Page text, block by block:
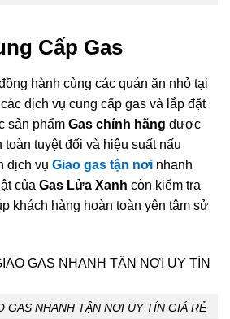
Cấp Gas
hành cùng các quán ăn nhỏ tại
dịch vụ cung cấp gas và lắp đặt
sản phẩm Gas chính hãng được
toàn tuyệt đối và hiệu suất nấu
dịch vụ Giao gas tận nơi nhanh
của Gas Lửa Xanh còn kiểm tra
khách hàng hoàn toàn yên tâm sử
GAS NHANH TẬN NƠI UY TÍN GIÁ RẺ